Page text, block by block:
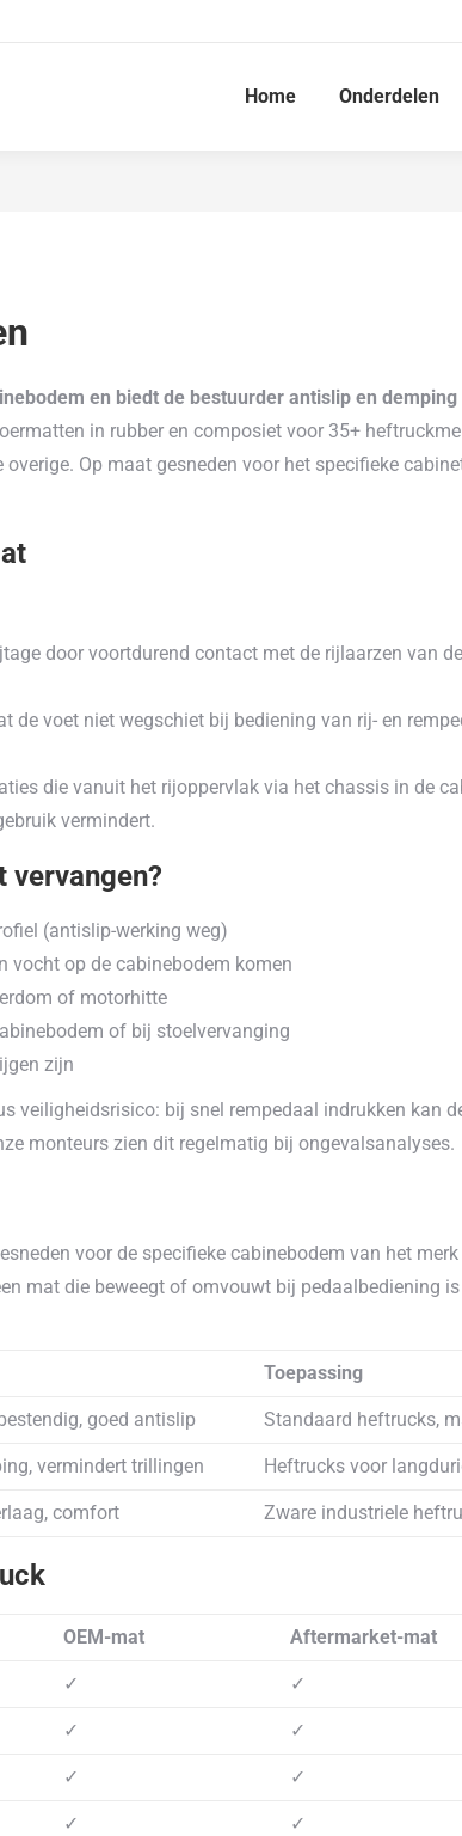
Home Onderdelen
en biedt de bestuurder antislip en
in rubber en composiet voor 35+
Op maat gesneden voor het specifieke
door voortdurend contact met de rijlaarzen van
de voet niet wegschiet bij bediening van rij- en
die vanuit het rijoppervlak via het chassis in de
vermindert.
vervangen?
(antislip-werking weg)
vocht op de cabinebodem komen
of motorhitte
of bij stoelvervanging
zijn
veiligheidsrisico: bij snel rempedaal indrukken kan
monteurs zien dit regelmatig bij ongevalsanalyses.
voor de specifieke cabinebodem van het merk
mat die beweegt of omvouwt bij pedaalbediening is
Toepassing
goed antislip Standaard heftrucks,
vermindert trillingen Heftrucks voor
comfort Zware industriele
OEM-mat Aftermarket-mat
✓ ✓
✓ ✓
✓ ✓
✓ ✓